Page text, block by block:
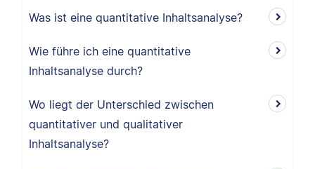
Was ist eine quantitative Inhaltsanalyse?
Wie führe ich eine quantitative
Inhaltsanalyse durch?
Wo liegt der Unterschied zwischen
quantitativer und qualitativer
Inhaltsanalyse?